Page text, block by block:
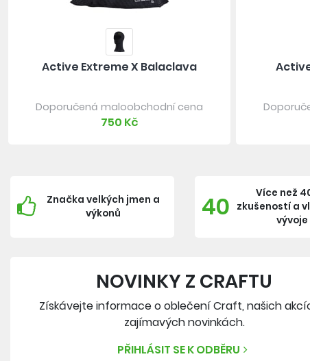
Active Extreme X Balaclava
Doporučená maloobchodní cena
750 Kč
Značka velkých jmen a
výkonů
40
Více než
zkušeností a
vývoje
NOVINKY Z CRAFTU
Získávejte informace o oblečení Craft, našich
zajímavých novinkách.
PŘIHLÁSIT SE K ODBĚRU